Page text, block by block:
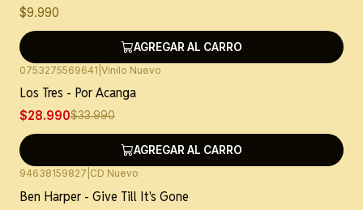
$9.990
AGREGAR AL CARRO
-15% OFF
0753275569641 Vinilo Nuevo
Los Tres - Por Acanga
$28.990$33.990
AGREGAR AL CARRO
94638159827 CD Nuevo
Ben Harper - Give Till It's Gone